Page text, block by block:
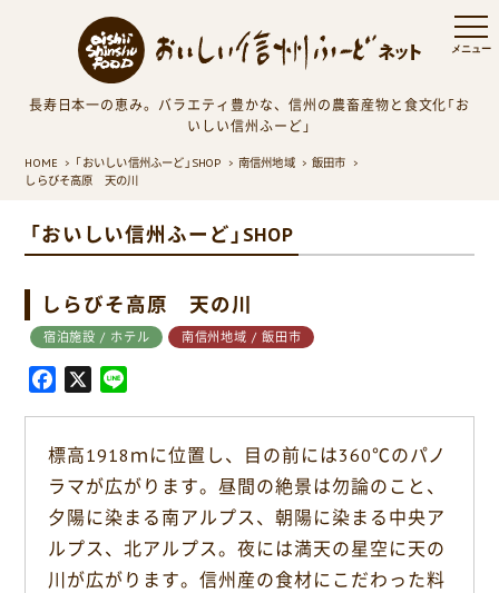
長寿日本一の恵み。バラエティ豊かな、信州の農畜産物と食文化「お
いしい信州ふーど」
HOME 「おいしい信州ふーど」SHOP 南信州地域
飯田市
しらびそ高原 天の川
「おいしい信州ふーど」SHOP
しらびそ高原 天の川
宿泊施設 / ホテル 南信州地域 / 飯田市
e
b
o
o
k
X
e
標高1918ｍに位置し、目の前には360℃のパノ
ラマが広がります。昼間の絶景は勿論のこと、
夕陽に染まる南アルプス、朝陽に染まる中央ア
ルプス、北アルプス。夜には満天の星空に天の
川が広がります。信州産の食材にこだわった料